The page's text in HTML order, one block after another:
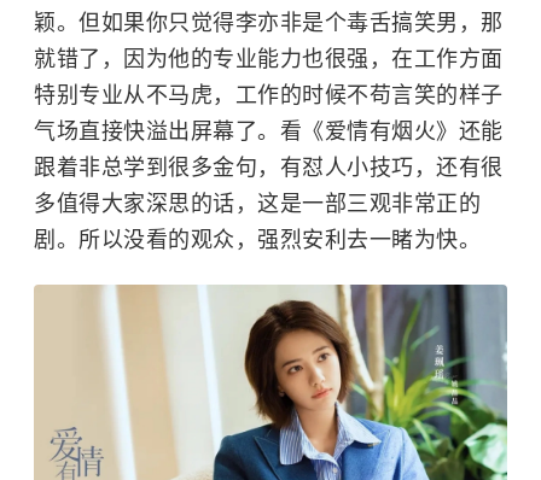
颖。但如果你只觉得李亦非是个毒舌搞笑男，那
就错了，因为他的专业能力也很强，在工作方面
特别专业从不马虎，工作的时候不苟言笑的样子
气场直接快溢出屏幕了。看《爱情有烟火》还能
跟着非总学到很多金句，有怼人小技巧，还有很
多值得大家深思的话，这是一部三观非常正的
剧。所以没看的观众，强烈安利去一睹为快。